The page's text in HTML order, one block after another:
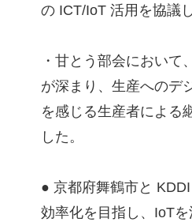
の ICT/IoT 活用を協議
・甘とう部会において
が深まり、生産へのデ
を感じる生産者による
した。
● 京都府舞鶴市と
効率化を目指し、IoT